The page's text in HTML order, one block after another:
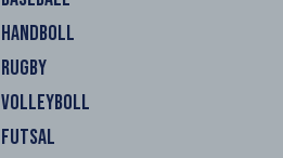
HANDBOLL
RUGBY
VOLLEYBOLL
FUTSAL